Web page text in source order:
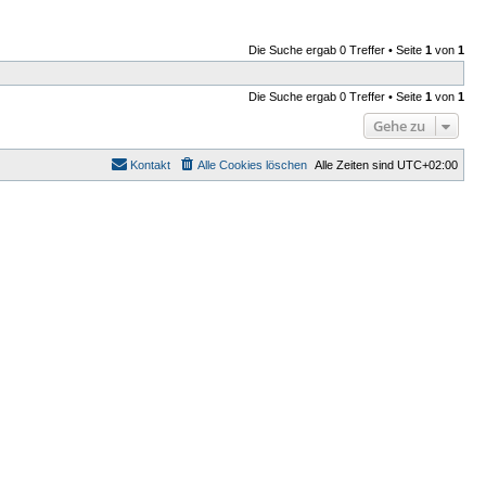
Die Suche ergab 0 Treffer • Seite 1 von 1
Die Suche ergab 0 Treffer • Seite 1 von 1
Gehe zu
Alle Zeiten sind UTC+02:00
Alle Cookies löschen
Kontakt